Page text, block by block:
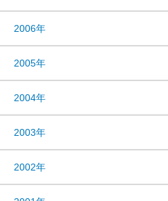
2006年
2005年
2004年
2003年
2002年